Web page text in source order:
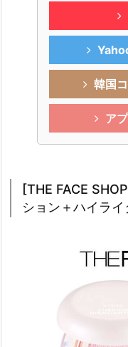
韓国
ア
[THE FACE
ション＋ハイライ